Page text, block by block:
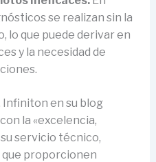
se realizan sin la
lo que puede derivar en
y la necesidad de
Infiniton en su blog
la «excelencia,
servicio técnico,
que proporcionen